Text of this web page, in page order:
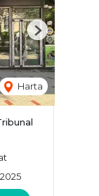
Harta
Next
2025